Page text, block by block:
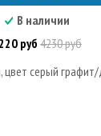
В наличии
руб 4230 руб
цвет серый